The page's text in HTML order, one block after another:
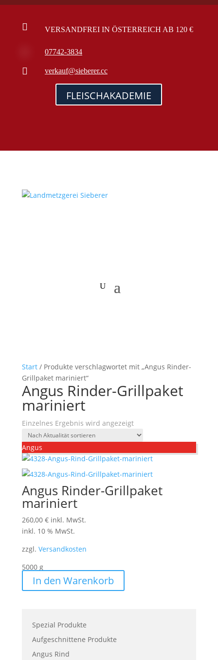
 VERSANDFREI IN ÖSTERREICH AB 120 €
07742-3834
 verkauf@sieberer.cc
FLEISCHAKADEMIE
Start/ Produkte verschlagwortet mit „Angus Rinder-
Grillpaket mariniert“
Angus Rinder-Grillpaket
mariniert
Einzelnes Ergebnis wird angezeigt
Angus
Angus Rinder-Grillpaket
mariniert
260,00 € inkl. MwSt.
inkl. 10 % MwSt.
zzgl. Versandkosten
5000 g
In den Warenkorb
Spezial Produkte
Aufgeschnittene Produkte
Angus Rind